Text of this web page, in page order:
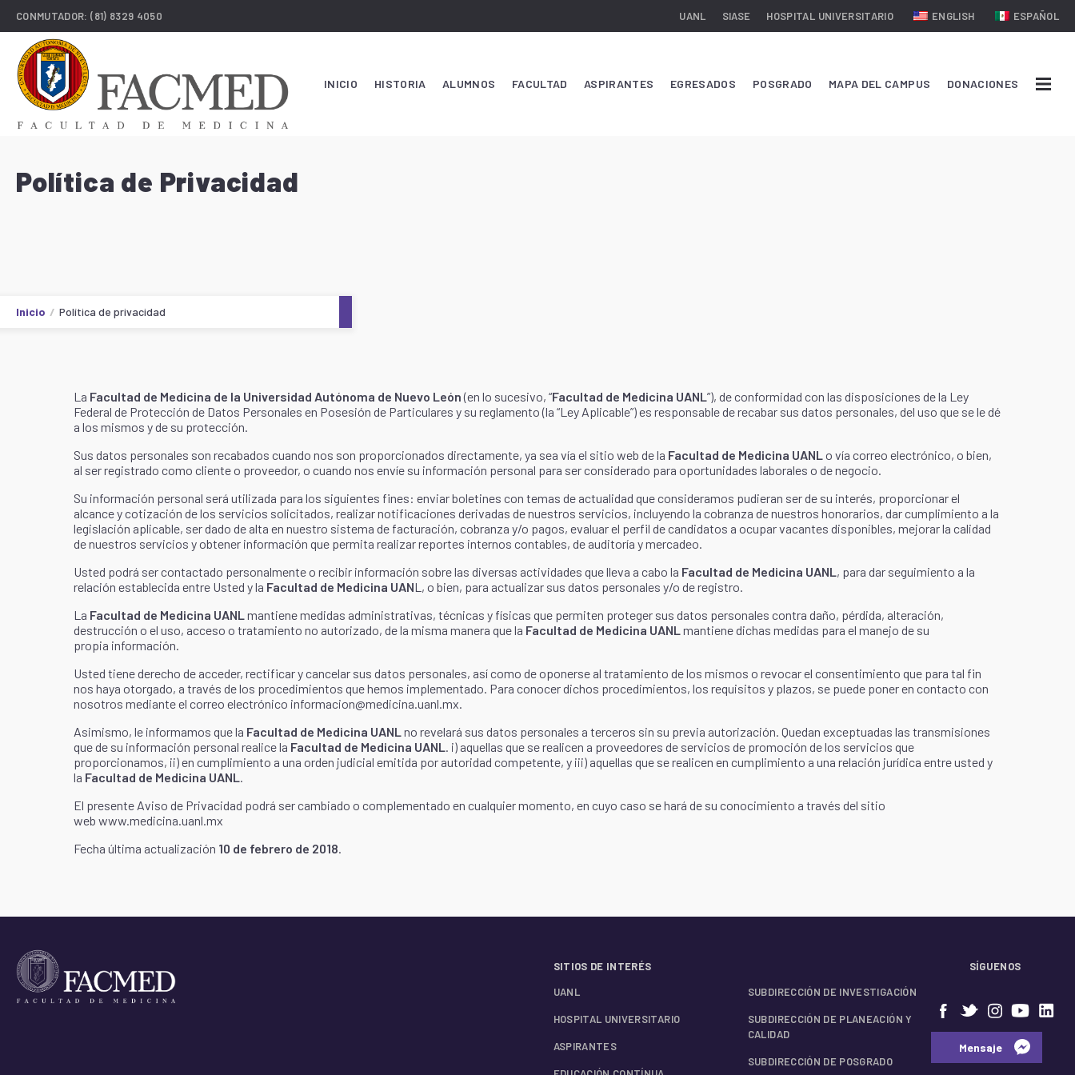
CONMUTADOR:(81) 8329 4050 UANL SIASE HOSPITAL UNIVERSITARIO ENGLISH ESPAÑOL
INICIO HISTORIA ALUMNOS FACULTAD ASPIRANTES EGRESADOS POSGRADO MAPA DEL CAMPUS DONACIONES
Política de Privacidad
Inicio Política de privacidad
La Facultad de Medicina de la Universidad Autónoma de Nuevo León(en lo sucesivo, “Facultad de Medicina UANL”), de conformidad con las disposiciones de la Ley
Federal de Protección de Datos Personales en Posesión de Particulares y su reglamento (la “Ley Aplicable”) es responsable de recabar sus datos personales, del uso que se le dé
a los mismos y de su protección.
Sus datos personales son recabados cuando nos son proporcionados directamente, ya sea vía el sitio web de la Facultad de Medicina UANLo vía correo electrónico, o bien,
al ser registrado como cliente o proveedor, o cuando nos envíe su información personal para ser considerado para oportunidades laborales o de negocio.
Su información personal será utilizada para los siguientes fines: enviar boletines con temas de actualidad que consideramos pudieran ser de su interés, proporcionar el
alcance y cotización de los servicios solicitados, realizar notificaciones derivadas de nuestros servicios, incluyendo la cobranza de nuestros honorarios, dar cumplimiento a la
legislación aplicable, ser dado de alta en nuestro sistema de facturación, cobranza y/o pagos, evaluar el perfil de candidatos a ocupar vacantes disponibles, mejorar la calidad
de nuestros servicios y obtener información que permita realizar reportes internos contables, de auditoría y mercadeo.
Usted podrá ser contactado personalmente o recibir información sobre las diversas actividades que lleva a cabo la Facultad de Medicina UANL, para dar seguimiento a la
relación establecida entre Usted y la Facultad de Medicina UANL, o bien, para actualizar sus datos personales y/o de registro.
La Facultad de Medicina UANLmantiene medidas administrativas, técnicas y físicas que permiten proteger sus datos personales contra daño, pérdida, alteración,
destrucción o el uso, acceso o tratamiento no autorizado, de la misma manera que la Facultad de Medicina UANLmantiene dichas medidas para el manejo de su
propia información.
Usted tiene derecho de acceder, rectificar y cancelar sus datos personales, así como de oponerse al tratamiento de los mismos o revocar el consentimiento que para tal fin
nos haya otorgado, a través de los procedimientos que hemos implementado. Para conocer dichos procedimientos, los requisitos y plazos, se puede poner en contacto con
nosotros mediante el correo electrónico informacion@medicina.uanl.mx.
Asimismo, le informamos que la Facultad de Medicina UANLno revelará sus datos personales a terceros sin su previa autorización. Quedan exceptuadas las transmisiones
que de su información personal realice la Facultad de Medicina UANL. i) aquellas que se realicen a proveedores de servicios de promoción de los servicios que
proporcionamos, ii) en cumplimiento a una orden judicial emitida por autoridad competente, y iii) aquellas que se realicen en cumplimiento a una relación jurídica entre usted y
la Facultad de Medicina UANL.
El presente Aviso de Privacidad podrá ser cambiado o complementado en cualquier momento, en cuyo caso se hará de su conocimiento a través del sitio
web www.medicina.uanl.mx
Fecha última actualización 10 de febrero de 2018.
SITIOS DE INTERÉS
UANL
HOSPITAL UNIVERSITARIO
ASPIRANTES
SUBDIRECCIÓN DE INVESTIGACIÓN
SUBDIRECCIÓN DE PLANEACIÓN Y
CALIDAD
SUBDIRECCIÓN DE POSGRADO
SÍGUENOS
⠀⠀Mensaje⠀